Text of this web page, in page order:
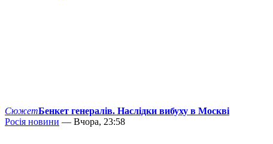
СюжетБенкет генералів. Наслідки вибуху в Москві
Росія новини — Вчора, 23:58